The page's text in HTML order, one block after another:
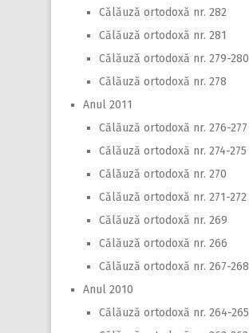
Călăuză ortodoxă nr. 282
Călăuză ortodoxă nr. 281
Călăuză ortodoxă nr. 279-280
Călăuză ortodoxă nr. 278
Anul 2011
Călăuză ortodoxă nr. 276-277
Călăuză ortodoxă nr. 274-275
Călăuză ortodoxă nr. 270
Călăuză ortodoxă nr. 271-272
Călăuză ortodoxă nr. 269
Călăuză ortodoxă nr. 266
Călăuză ortodoxă nr. 267-268
Anul 2010
Călăuză ortodoxă nr. 264-265